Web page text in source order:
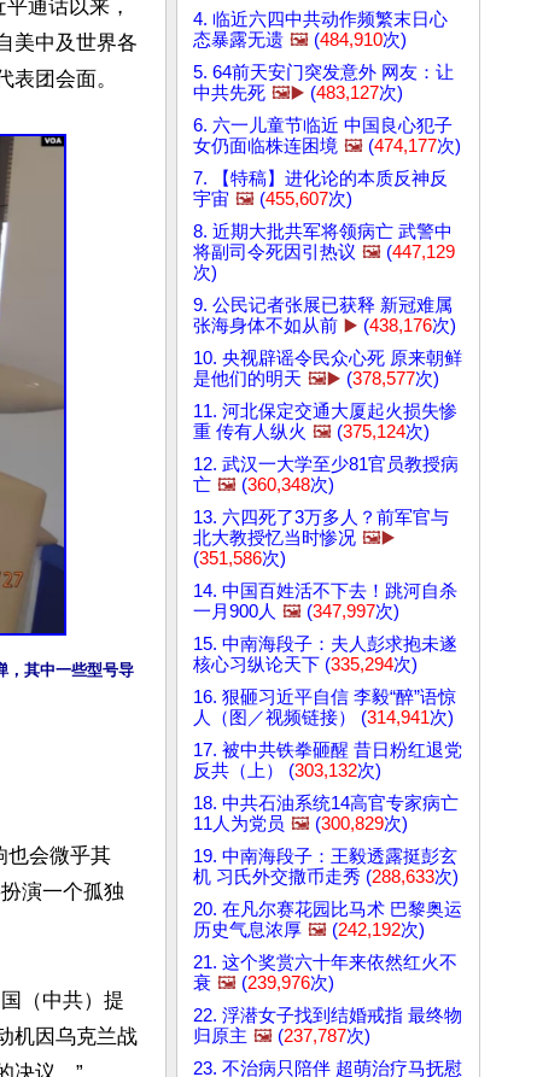
通话以来，
美中及世界各
团会面。
，其中一些型号导
也会微乎其
演一个孤独
（中共）提
机因乌克兰战
4. 临近六四中共动作频繁末日心
态暴露无遗 🖼️ (484,910次)
5. 64前天安门突发意外 网友：让
中共先死 🖼️▶️ (483,127次)
6. 六一儿童节临近 中国良心犯子
女仍面临株连困境 🖼️ (474,177次)
7. 【特稿】进化论的本质反神反
宇宙 🖼️ (455,607次)
8. 近期大批共军将领病亡 武警中
将副司令死因引热议 🖼️ (447,129
次)
9. 公民记者张展已获释 新冠难属
张海身体不如从前 ▶️ (438,176次)
10. 央视辟谣令民众心死 原来朝鲜
是他们的明天 🖼️▶️ (378,577次)
11. 河北保定交通大厦起火损失惨
重 传有人纵火 🖼️ (375,124次)
12. 武汉一大学至少81官员教授病
亡 🖼️ (360,348次)
13. 六四死了3万多人？前军官与
北大教授忆当时惨况 🖼️▶️
(351,586次)
14. 中国百姓活不下去！跳河自杀
一月900人 🖼️ (347,997次)
15. 中南海段子：夫人彭求抱未遂
核心习纵论天下 (335,294次)
16. 狠砸习近平自信 李毅“醉”语惊
人（图／视频链接） (314,941次)
17. 被中共铁拳砸醒 昔日粉红退党
反共（上） (303,132次)
18. 中共石油系统14高官专家病亡
11人为党员 🖼️ (300,829次)
19. 中南海段子：王毅透露挺彭玄
机 习氏外交撒币走秀 (288,633次)
20. 在凡尔赛花园比马术 巴黎奥运
历史气息浓厚 🖼️ (242,192次)
21. 这个奖赏六十年来依然红火不
衰 🖼️ (239,976次)
22. 浮潜女子找到结婚戒指 最终物
归原主 🖼️ (237,787次)
23. 不治病只陪伴 超萌治疗马抚慰